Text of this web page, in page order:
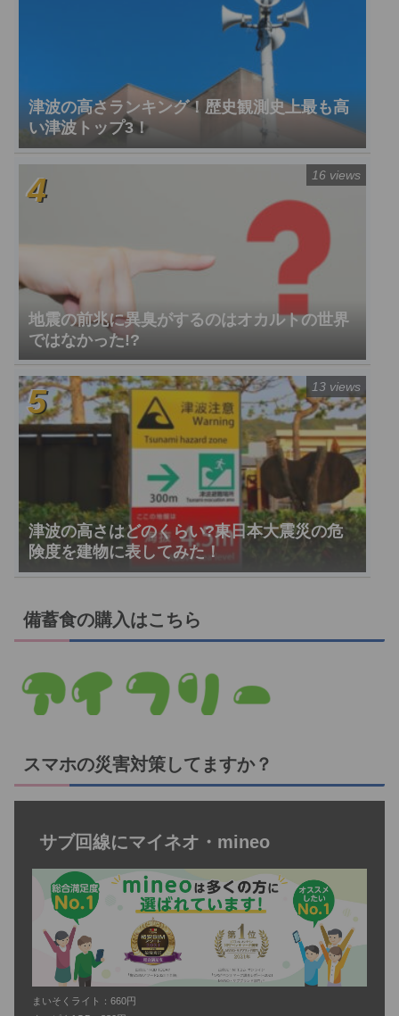
津波の高さランキング！歴史観測史上最も高
い津波トップ3！
地震の前兆に異臭がするのはオカルトの世界
ではなかった!?
16 views
津波の高さはどのくらい?東日本大震災の危
険度を建物に表してみた！
13 views
備蓄食の購入はこちら
スマホの災害対策してますか？
サブ回線にマイネオ・mineo
まいそくライト：660円